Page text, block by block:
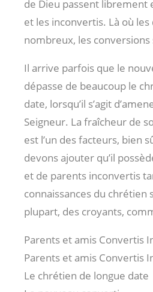
de Dieu passent librement
et les inconvertis. Là où
nombreux, les
Il arrive parfois que le
dépasse de beaucoup le
date, lorsqu’il s’agit
Seigneur. La fraîcheur de
est l’un des facteurs, bien
devons ajouter qu’il
et de parents inconvertis
connaissances du chrétien
plupart, des croyants,
Parents et amis Convertis
Parents et amis Convertis
Le chrétien de longue date